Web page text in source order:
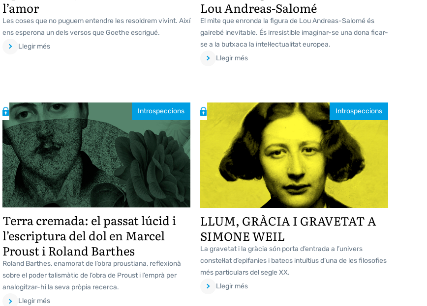
l’amor
Les coses que no puguem entendre les resoldrem vivint. Així
ens esperona un dels versos que Goethe escrigué.
Llegir més
Lou Andreas-Salomé
El mite que enronda la figura de Lou Andreas-Salomé és
gairebé inevitable. És irresistible imaginar-se una dona ficar-
se a la butxaca la intel·lectualitat europea.
Llegir més
Introspeccions
Terra cremada: el passat lúcid i
l’escriptura del dol en Marcel
Proust i Roland Barthes
Roland Barthes, enamorat de l’obra proustiana, reflexionà
sobre el poder talismàtic de l’obra de Proust i l’emprà per
analogitzar-hi la seva pròpia recerca.
Llegir més
Introspeccions
LLUM, GRÀCIA I GRAVETAT A
SIMONE WEIL
La gravetat i la gràcia són porta d’entrada a l’univers
constel·lat d’epifanies i batecs intuïtius d’una de les filosofies
més particulars del segle XX.
Llegir més